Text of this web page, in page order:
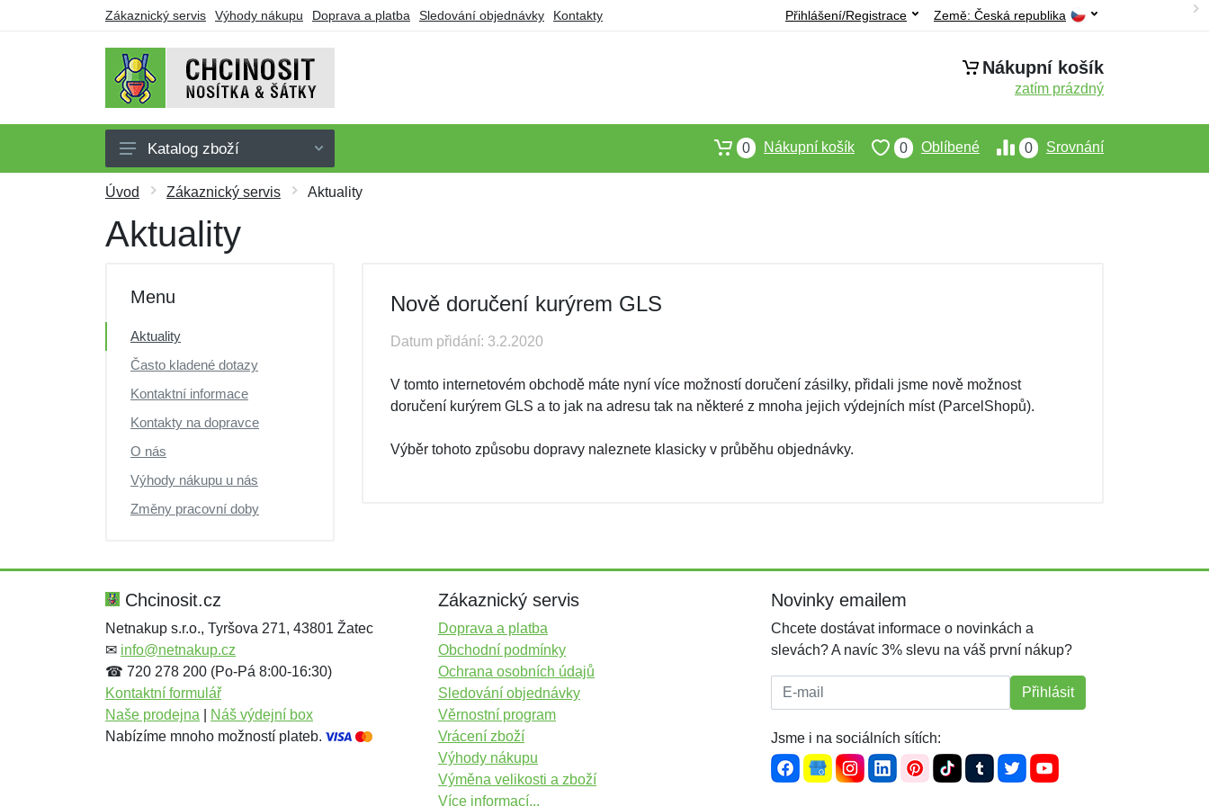
Zákaznický servis Výhody nákupu Doprava a platba Sledování objednávky Kontakty Země: Česká republika
Přihlášení/Registrace
Nákupní košík
zatím prázdný
Nosítka
Šátky
Oblečení pro nošení
Katalog zboží 0 Srovnání
0 Oblíbené
0 Nákupní košík
Úvod Zákaznický servis Aktuality
Aktuality
Menu
Aktuality
Často kladené dotazy
Kontaktní informace
Kontakty na dopravce
O nás
Výhody nákupu u nás
Změny pracovní doby
Nově doručení kurýrem GLS
Datum přidání: 3.2.2020
V tomto internetovém obchodě máte nyní více možností doručení zásilky, přidali jsme nově možnost
doručení kurýrem GLS a to jak na adresu tak na některé z mnoha jejich výdejních míst (ParcelShopů).
Výběr tohoto způsobu dopravy naleznete klasicky v průběhu objednávky.
Chcinosit.cz
Netnakup s.r.o., Tyršova 271, 43801 Žatec
✉ info@netnakup.cz
☎ 720 278 200 (Po-Pá 8:00-16:30)
Kontaktní formulář
Naše prodejna
Náš výdejní box
Nabízíme mnoho možností plateb.
Zákaznický servis
Doprava a platba
Obchodní podmínky
Ochrana osobních údajů
Sledování objednávky
Věrnostní program
Vrácení zboží
Výhody nákupu
Výměna velikosti a zboží
Více informací...
Novinky emailem
Chcete dostávat informace o novinkách a
slevách? A navíc 3% slevu na váš první nákup?
E-mail: Přihlásit
Jsme i na sociálních sítích: